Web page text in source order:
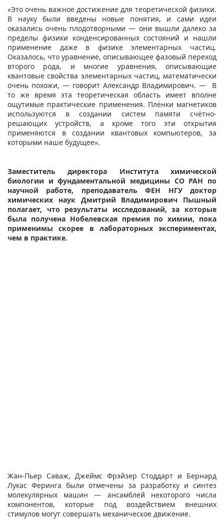
«Это очень важное достижение для теоретической физики.
В науку были введены новые понятия, и сами идеи
оказались очень плодотворными — они вышли далеко за
пределы физики конденсированных состояний и нашли
применение даже в физике элементарных частиц.
Оказалось, что уравнение, описывающее фазовый переход
второго рода, и многие уравнения, описывающие
квантовые свойства элементарных частиц, математически
очень похожи, — говорит Александр Владимирович. — В
то же время эта теоретическая область имеет вполне
ощутимые практические применения. Плёнки магнетиков
используются в создании систем памяти счётно-
решающих устройств, а кроме того эти открытия
применяются в создании квантовых компьютеров, за
которыми наше будущее».
Заместитель директора Института химической
биологии и фундаментальной медицины СО РАН по
научной работе, преподаватель ФЕН НГУ доктор
химических наук Дмитрий Владимирович Пышный
полагает, что результаты исследований, за которые
была получена Нобелевская премия по химии, пока
применимы скорее в лабораторных экспериментах,
чем в практике.
Жан-Пьер Саваж, Джеймс Фрэйзер Стоддарт и Бернард
Лукас Феринга были отмечены за разработку и синтез
молекулярных машин — ансамблей некоторого числа
компонентов, которые под воздействием внешних
стимулов могут совершать механическое движение.